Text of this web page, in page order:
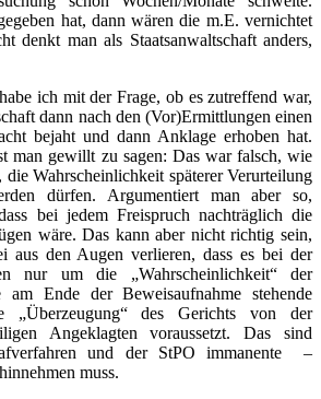
hat, dann wären die m.E. vernichtet
denkt man als Staatsanwaltschaft anders,
ich mit der Frage, ob es zutreffend war,
dann nach den (Vor)Ermittlungen einen
bejaht und dann Anklage erhoben hat.
man gewillt zu sagen: Das war falsch, wie
die Wahrscheinlichkeit späterer Verurteilung
dürfen. Argumentiert man aber so,
bei jedem Freispruch nachträglich die
wäre. Das kann aber nicht richtig sein,
aus den Augen verlieren, dass es bei der
nur um die „Wahrscheinlichkeit“ der
Ende der Beweisaufnahme stehende
„Überzeugung“ des Gerichts von der
Angeklagten voraussetzt. Das sind
und der StPO immanente –
muss.